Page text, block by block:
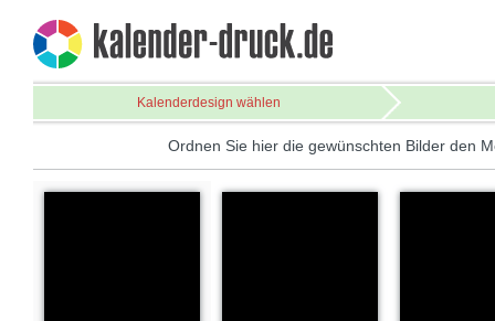
Kalenderdesign wählen
Ordnen Sie hier die gewünschten Bilder den